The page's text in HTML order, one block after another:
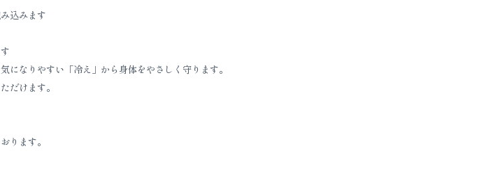
込みます
なりやすい「冷え」から身体をやさしく守ります。
だけます。
ります。